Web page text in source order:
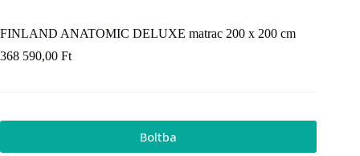
FINLAND ANATOMIC DELUXE matrac 200 x 200 cm
368 590,00 Ft
Boltba